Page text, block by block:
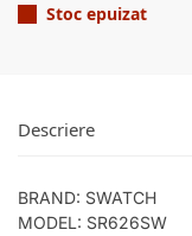
Stoc epuizat
Descriere
BRAND: SWATCH
MODEL: SR626SW